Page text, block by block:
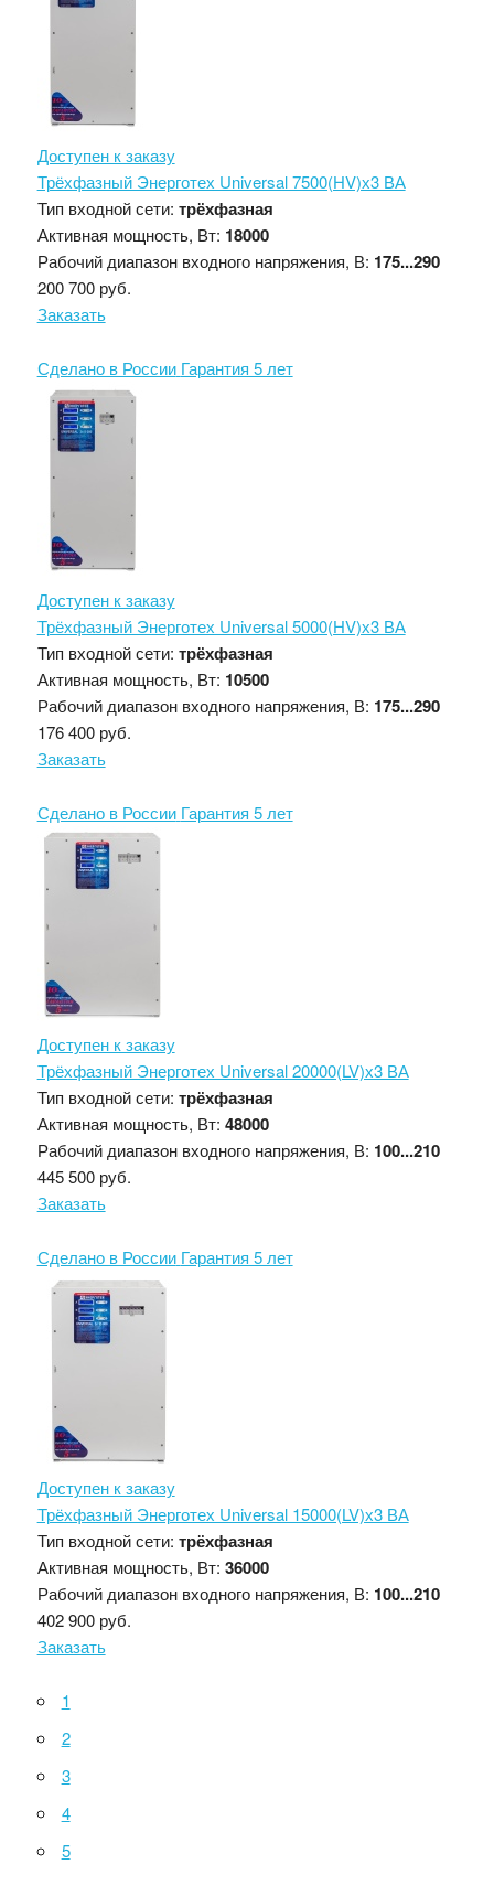
Доступен к заказу
Трёхфазный Энерготех Universal 7500(HV)х3 ВА
Тип входной сети: трёхфазная
Активная мощность, Вт: 18000
Рабочий диапазон входного напряжения, В: 175...290
200 700 руб.
Заказать
Сделано в России Гарантия 5 лет
Доступен к заказу
Трёхфазный Энерготех Universal 5000(HV)х3 ВА
Тип входной сети: трёхфазная
Активная мощность, Вт: 10500
Рабочий диапазон входного напряжения, В: 175...290
176 400 руб.
Заказать
Сделано в России Гарантия 5 лет
Доступен к заказу
Трёхфазный Энерготех Universal 20000(LV)х3 ВА
Тип входной сети: трёхфазная
Активная мощность, Вт: 48000
Рабочий диапазон входного напряжения, В: 100...210
445 500 руб.
Заказать
Сделано в России Гарантия 5 лет
Доступен к заказу
Трёхфазный Энерготех Universal 15000(LV)х3 ВА
Тип входной сети: трёхфазная
Активная мощность, Вт: 36000
Рабочий диапазон входного напряжения, В: 100...210
402 900 руб.
Заказать
1
2
3
4
5